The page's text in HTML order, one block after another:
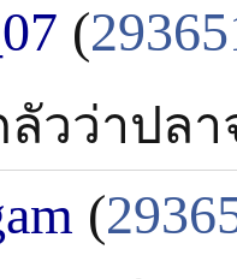
(
ลัวว่าปล
(